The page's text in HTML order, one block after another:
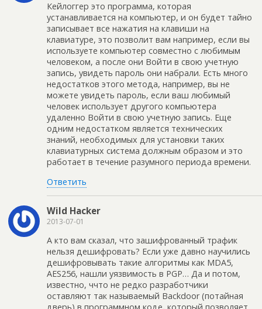
Кейлоггер это программа, которая
устанавливается на компьютер, и он будет тайно
записывает все нажатия на клавиши на
клавиатуре, это позволит вам например, если вы
используете компьютер совместно с любимым
человеком, а после они Войти в свою учетную
запись, увидеть пароль они набрали. Есть много
недостатков этого метода, например, вы не
можете увидеть пароль, если ваш любимый
человек использует другого компьютера
удаленно Войти в свою учетную запись. Еще
одним недостатком является технических
знаний, необходимых для установки таких
клавиатурных система должным образом и это
работает в течение разумного периода времени.
Ответить
Wild Hacker
2013-07-01
А кто вам сказал, что зашифрованный трафик
нельзя дешифровать? Если уже давно научились
дешифровывать такие алгоритмы как MDA5,
AES256, нашли уязвимость в PGP… Да и потом,
известно, ччто не редко разработчики
оставляют так называемый Backdoor (потайная